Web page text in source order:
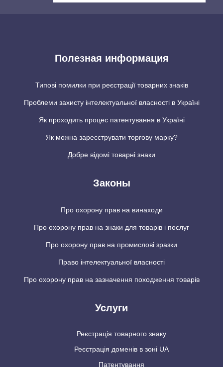
Полезная информация
Типові помилки при реєстрації товарних знаків
Проблеми захисту інтелектуальної власності в Україні
Як проходить процес патентування в Україні
Як можна зареєструвати торгову марку?
Добре відомі товарні знаки
Законы
Про охорону прав на винаходи
Про охорону прав на знаки для товарів і послуг
Про охорону прав на промислові зразки
Право інтелектуальної власності
Про охорону прав на зазначення походження товарів
Услуги
Реєстрація товарного знаку
Реєстрація доменів в зоні UA
Патентування